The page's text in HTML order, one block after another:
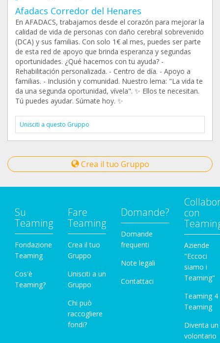
Afadacs Corredor del Henares
En AFADACS, trabajamos desde el corazón para mejorar la
calidad de vida de personas con daño cerebral sobrevenido
(DCA) y sus familias. Con solo 1€ al mes, puedes ser parte
de esta red de apoyo que brinda esperanza y segundas
oportunidades. ¿Qué hacemos con tu ayuda? -
Rehabilitación personalizada. - Centro de día. - Apoyo a
familias. - Inclusión y comunidad. Nuestro lema: "La vida te
da una segunda oportunidad, vívela". ✨ Ellos te necesitan.
Tú puedes ayudar. Súmate hoy. ✨
Unisciti a questo Gruppo
Crea il tuo Gruppo
Su
Teaming
Fondazione
Teaming
Cos'è
Teaming?
Fare
Teaming
Crea il tuo
Gruppo
Unisciti a un
Gruppo
Chi può
raccogliere
fondi?
Domande?
Domande
frequenti
Note legali
Contattaci
con
Aziende
"Eccoci
siamo i
Teaming"
Teaming 4
Teaming
Diventa un
volontario